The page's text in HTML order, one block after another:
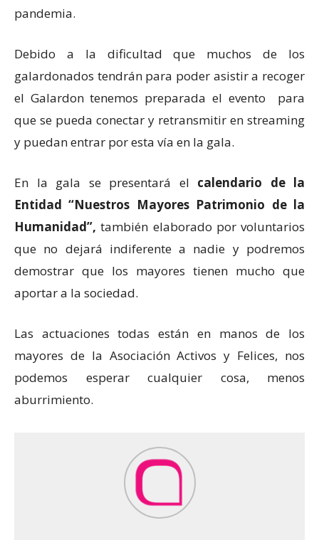
pandemia.
Debido a la dificultad que muchos de los
galardonados tendrán para poder asistir a recoger
el Galardon tenemos preparada el evento para
que se pueda conectar y retransmitir en streaming
y puedan entrar por esta vía en la gala.
En la gala se presentará el calendario de la
Entidad “Nuestros Mayores Patrimonio de la
Humanidad”, también elaborado por voluntarios
que no dejará indiferente a nadie y podremos
demostrar que los mayores tienen mucho que
aportar a la sociedad.
Las actuaciones todas están en manos de los
mayores de la Asociación Activos y Felices, nos
podemos esperar cualquier cosa, menos
aburrimiento.